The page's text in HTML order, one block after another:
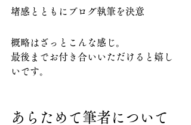
堵感とともにブログ執筆を決意
概略はざっとこんな感じ。
最後までお付き合いいただけると嬉し
いです。
あらためて筆者について